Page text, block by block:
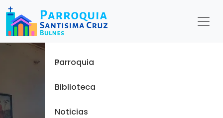
Menu
Inicio
Parroquia
Biblioteca
Noticias